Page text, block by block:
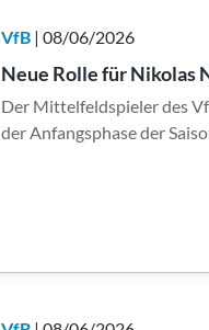
VfB | 08/06/2026
Neue Rolle für Nikolas
Der Mittelfeldspieler des
der Anfangsphase der